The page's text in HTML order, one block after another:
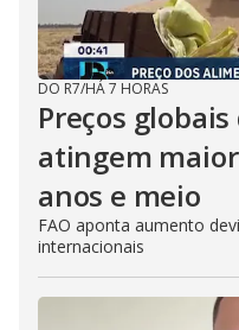
DO R7/HÁ 7 HORAS
Preços
atingem
anos e meio
FAO aponta aumento
internacionais